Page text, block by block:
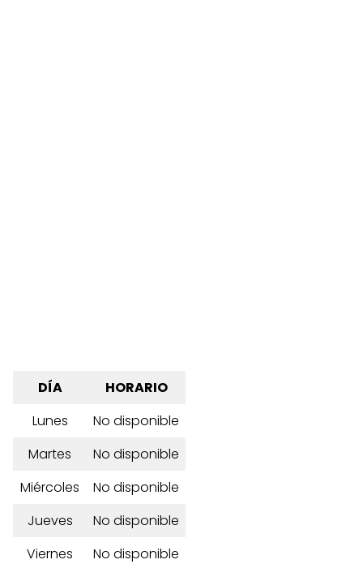
DÍA
HORARIO
Lunes
No disponible
Martes
No disponible
Miércoles
No disponible
Jueves
No disponible
Viernes
No disponible